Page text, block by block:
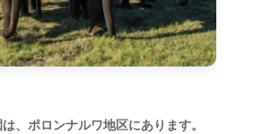
、ポロンナルワ地区にあります。